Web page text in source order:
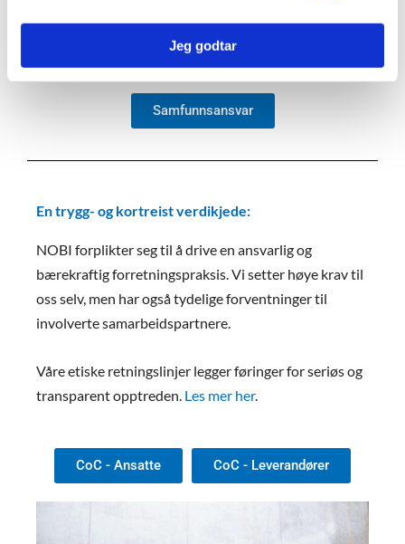
Jeg godtar
Samfunnsansvar
En trygg- og kortreist verdikjede:
NOBI forplikter seg til å drive en ansvarlig og
bærekraftig forretningspraksis. Vi setter høye krav til
oss selv, men har også tydelige forventninger til
involverte samarbeidspartnere.
Våre etiske retningslinjer legger føringer for seriøs og
transparent opptreden. Les mer her.
CoC - Ansatte CoC - Leverandører